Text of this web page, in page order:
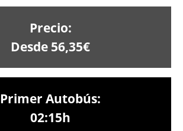
Precio:
Desde 56,35€
Primer Autobús:
02:15h